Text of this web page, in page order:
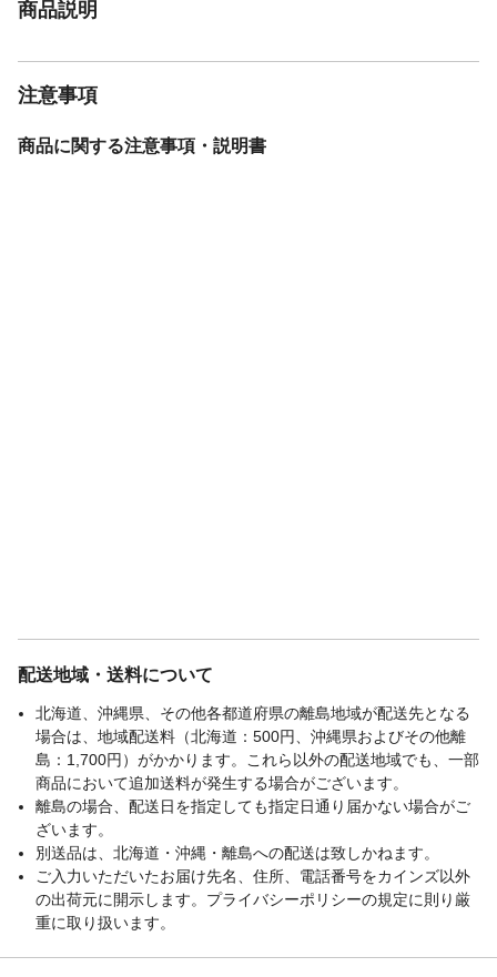
商品説明
注意事項
商品に関する注意事項・説明書
配送地域・送料について
北海道、沖縄県、その他各都道府県の離島地域が配送先となる
場合は、地域配送料（北海道：500円、沖縄県およびその他離
島：1,700円）がかかります。これら以外の配送地域でも、一部
商品において追加送料が発生する場合がございます。
離島の場合、配送日を指定しても指定日通り届かない場合がご
ざいます。
別送品は、北海道・沖縄・離島への配送は致しかねます。
ご入力いただいたお届け先名、住所、電話番号をカインズ以外
の出荷元に開示します。プライバシーポリシーの規定に則り厳
重に取り扱います。